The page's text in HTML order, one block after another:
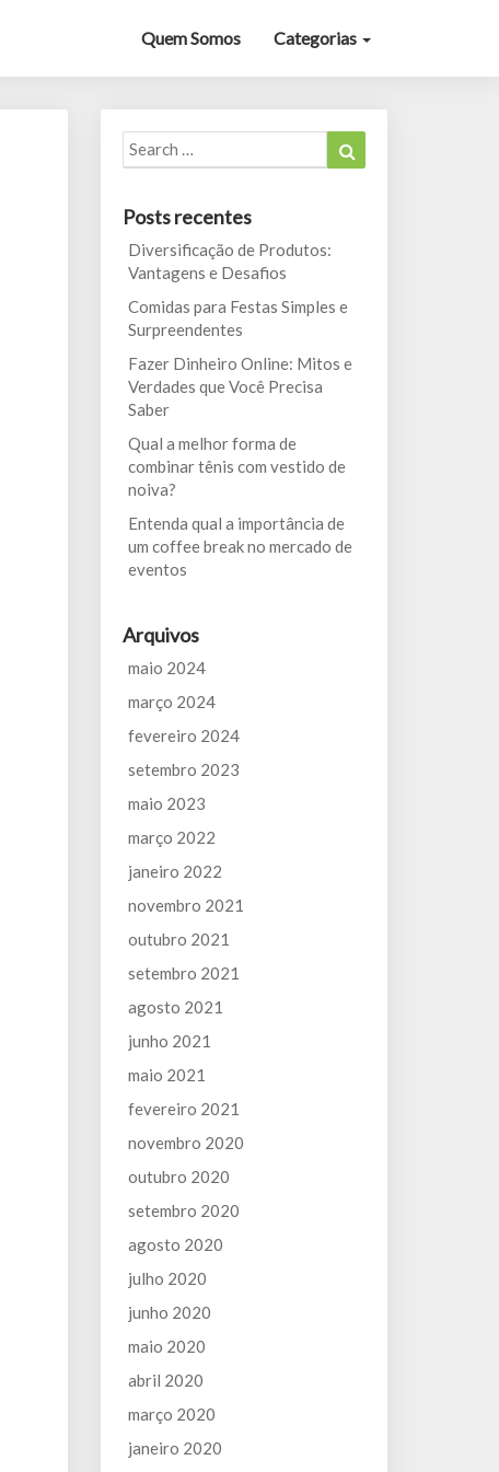
Quem Somos Categorias
Search
for:
Posts recentes
Diversificação de Produtos:
Vantagens e Desafios
Comidas para Festas Simples e
Surpreendentes
Fazer Dinheiro Online: Mitos e
Verdades que Você Precisa
Saber
Qual a melhor forma de
combinar tênis com vestido de
noiva?
Entenda qual a importância de
um coffee break no mercado de
eventos
Arquivos
maio 2024
março 2024
fevereiro 2024
setembro 2023
maio 2023
março 2022
janeiro 2022
novembro 2021
outubro 2021
setembro 2021
agosto 2021
junho 2021
maio 2021
fevereiro 2021
novembro 2020
outubro 2020
setembro 2020
agosto 2020
julho 2020
junho 2020
maio 2020
abril 2020
março 2020
janeiro 2020